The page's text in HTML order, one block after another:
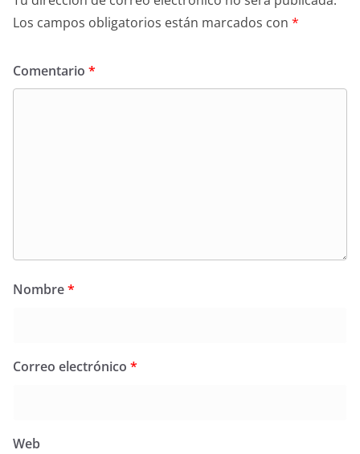
Los campos obligatorios están marcados con *
Comentario *
Nombre*
Correo electrónico *
Web